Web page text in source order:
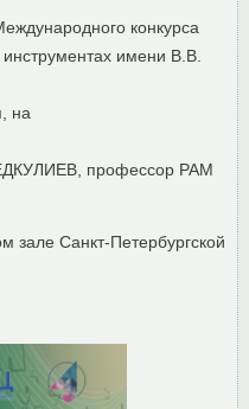
конкурса
имени В.В.
на
профессор РАМ
зале Санкт-Петербургcкой